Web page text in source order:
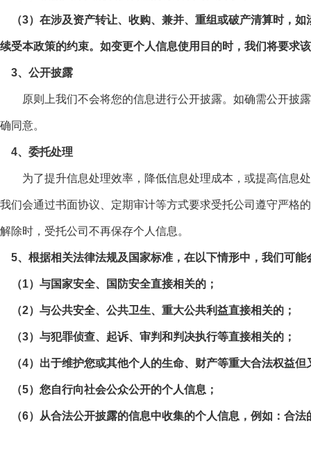
（3）在涉及资产转让、收购、兼并、重组或破产清算时，
续受本政策的约束。如变更个人信息使用目的时，我们将要求
3、公开披露
原则上我们不会将您的信息进行公开披露。如确需公开披露
确同意。
4、委托处理
为了提升信息处理效率，降低信息处理成本，或提高信息处
我们会通过书面协议、定期审计等方式要求受托公司遵守严格
解除时，受托公司不再保存个人信息。
5、根据相关法律法规及国家标准，在以下情形中，我们可
（1）与国家安全、国防安全直接相关的；
（2）与公共安全、公共卫生、重大公共利益直接相关的；
（3）与犯罪侦查、起诉、审判和判决执行等直接相关的；
（4）出于维护您或其他个人的生命、财产等重大合法权益
（5）您自行向社会公众公开的个人信息；
（6）从合法公开披露的信息中收集的个人信息，例如：合